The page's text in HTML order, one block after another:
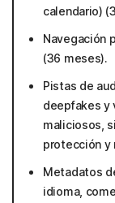
calendario)
Navegación
(36 meses).
Pistas de
deepfakes y
maliciosos,
protección y
Metadatos
idioma,